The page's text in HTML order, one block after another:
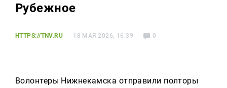
Телепрограмма
reception@tnvtv.ru
Рубежное
HTTPS://TNV.RU 18 МАЯ 2026, 16:39 0
Волонтеры Нижнекамска отправили полторы